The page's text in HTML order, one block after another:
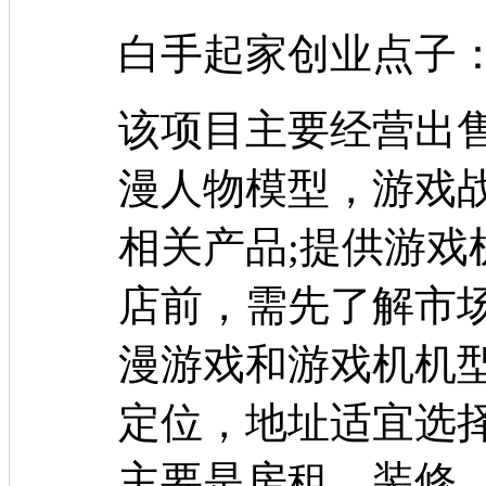
白手起家创业点子
该项目主要经营出
漫人物模型，游戏
相关产品;提供游戏
店前，需先了解市
漫游戏和游戏机机
定位，地址适宜选